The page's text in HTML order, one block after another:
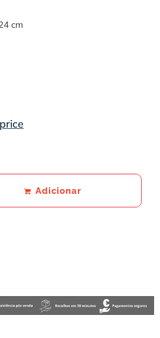
cm
Adicionar